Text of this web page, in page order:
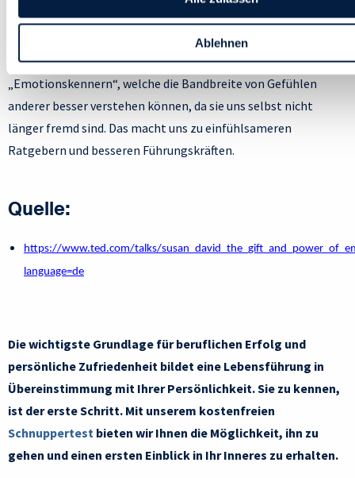
Ablehnen
negativen Gefühlen umgehen, welche in einem Dialog mit
dem Gegenüber aufkommen können. Schließlich steigt ganz
allgemein unsere Empathie – wir werden zu
„Emotionskennern“, welche die Bandbreite von Gefühlen
anderer besser verstehen können, da sie uns selbst nicht
länger fremd sind. Das macht uns zu einfühlsameren
Ratgebern und besseren Führungskräften.
Quelle:
https://www.ted.com/talks/
language=de
Die wichtigste Grundlage für beruflichen Erfolg und
persönliche Zufriedenheit bildet eine Lebensführung in
Übereinstimmung mit Ihrer Persönlichkeit. Sie zu kennen,
ist der erste Schritt. Mit unserem kostenfreien
Schnuppertest bieten wir Ihnen die Möglichkeit, ihn zu
gehen und einen ersten Einblick in Ihr Inneres zu erhalten.